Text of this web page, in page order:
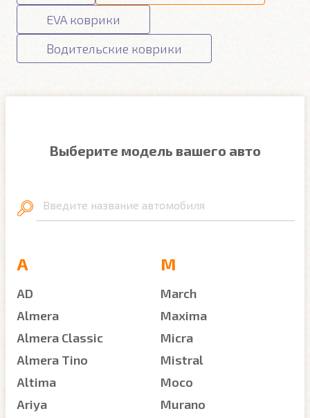
EVA коврики
Водительские коврики
Выберите модель вашего авто
Введите название автомобиля
A
AD
Almera
Almera Classic
Almera Tino
Altima
Ariya
M
March
Maxima
Micra
Mistral
Moco
Murano